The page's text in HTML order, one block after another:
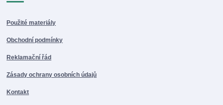
Použité materiály
Obchodní podmínky
Reklamační řád
Zásady ochrany osobních údajů
Kontakt